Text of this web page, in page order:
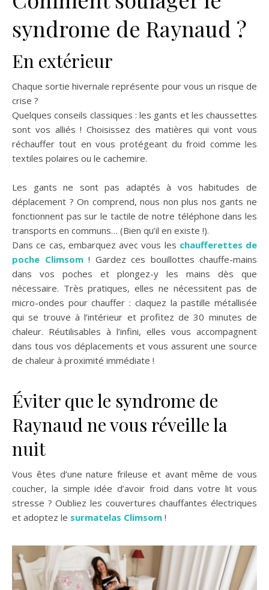
syndrome de Raynaud ?
En extérieur
Chaque sortie hivernale représente pour vous un risque de
crise ?
Quelques conseils classiques : les gants et les chaussettes
sont vos alliés ! Choisissez des matières qui vont vous
réchauffer tout en vous protégeant du froid comme les
textiles polaires ou le cachemire.
Les gants ne sont pas adaptés à vos habitudes de
déplacement ? On comprend, nous non plus nos gants ne
fonctionnent pas sur le tactile de notre téléphone dans les
transports en communs… (Bien qu’il en existe !).
Dans ce cas, embarquez avec vous les chaufferettes de
poche Climsom! Gardez ces bouillottes chauffe-mains
dans vos poches et plongez-y les mains dès que
nécessaire. Très pratiques, elles ne nécessitent pas de
micro-ondes pour chauffer : claquez la pastille métallisée
qui se trouve à l’intérieur et profitez de 30 minutes de
chaleur. Réutilisables à l’infini, elles vous accompagnent
dans tous vos déplacements et vous assurent une source
de chaleur à proximité immédiate !
Éviter que le syndrome de
Raynaud ne vous réveille la
nuit
Vous êtes d’une nature frileuse et avant même de vous
coucher, la simple idée d’avoir froid dans votre lit vous
stresse ? Oubliez les couvertures chauffantes électriques
et adoptez le surmatelas Climsom !